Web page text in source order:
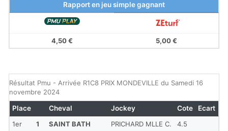
Rapport en jeu simple gagnant
4,50 € 5,00 €
Résultat Pmu - Arrivée R1C8 PRIX MONDEVILLE du Samedi 16
novembre 2024
1er 1 SAINT BATH PRICHARD MLLE C.
4.5
Place Cheval Jockey Cote Ecart